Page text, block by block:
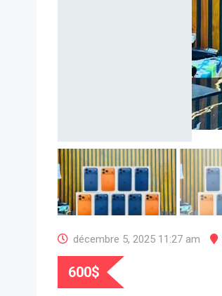
décembre 5, 2025 11:27 am
600$